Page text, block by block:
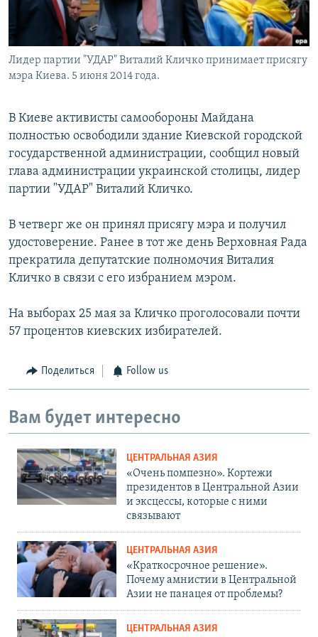
Лидер партии "УДАР" Виталий Кличко принимает присягу
мэра Киева. 5 июня 2014 года.
В Киеве активисты самообороны Майдана
полностью освободили здание Киевской городской
государственной администрации, сообщил новый
глава администрации украинской столицы, лидер
партии "УДАР" Виталий Кличко.
В четверг же он принял присягу мэра и получил
удостоверение. Ранее в тот же день Верховная Рада
прекратила депутатские полномочия Виталия
Кличко в связи с его избранием мэром.
На выборах 25 мая за Кличко проголосовали почти
57 процентов киевских избирателей.
Поделиться Follow us
Вам будет интересно
ЦЕНТРАЛЬНАЯ АЗИЯ
«Очень помпезно». Кортежи
президентов в Центральной Азии
и эксцессы, которые с ними
связывают
ЦЕНТРАЛЬНАЯ АЗИЯ
«Краткосрочное решение».
Почему амнистии в Центральной
Азии не панацея от проблемы?
ЦЕНТРАЛЬНАЯ АЗИЯ